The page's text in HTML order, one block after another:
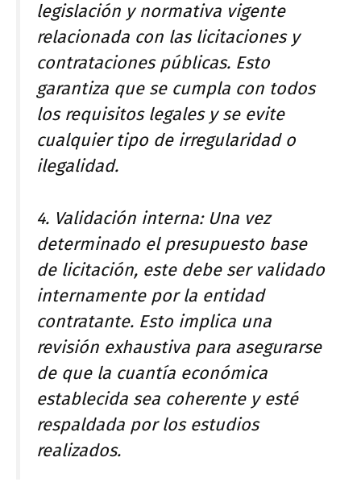
legislación y normativa vigente
relacionada con las licitaciones y
contrataciones públicas. Esto
garantiza que se cumpla con todos
los requisitos legales y se evite
cualquier tipo de irregularidad o
ilegalidad.
4. Validación interna: Una vez
determinado el presupuesto base
de licitación, este debe ser validado
internamente por la entidad
contratante. Esto implica una
revisión exhaustiva para asegurarse
de que la cuantía económica
establecida sea coherente y esté
respaldada por los estudios
realizados.